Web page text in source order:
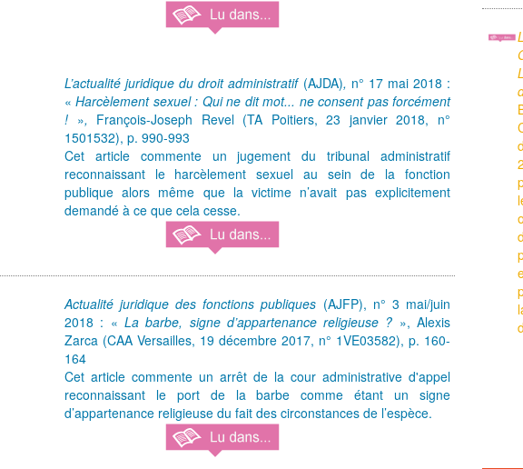
L’actualité juridique du droit administratif (AJDA), n° 17 mai 2018 :
« Harcèlement sexuel : Qui ne dit mot... ne consent pas forcément
! », François-Joseph Revel (TA Poitiers, 23 janvier 2018, n°
1501532), p. 990-993
Cet article commente un jugement du tribunal administratif
reconnaissant le harcèlement sexuel au sein de la fonction
publique alors même que la victime n’avait pas explicitement
demandé à ce que cela cesse.
Actualité juridique des fonctions publiques (AJFP), n° 3 mai/juin
2018 : « La barbe, signe d’appartenance religieuse ? », Alexis
Zarca (CAA Versailles, 19 décembre 2017, n° 1VE03582), p. 160-
164
Cet article commente un arrêt de la cour administrative d'appel
reconnaissant le port de la barbe comme étant un signe
d’appartenance religieuse du fait des circonstances de l’espèce.